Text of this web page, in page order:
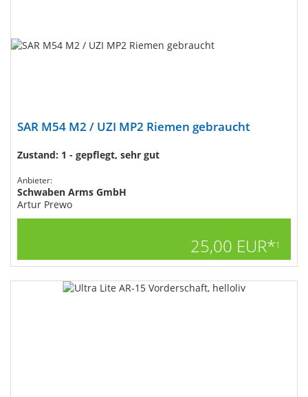
SAR M54 M2 / UZI MP2 Riemen gebraucht
Zustand: 1 - gepflegt, sehr gut
Anbieter:
Schwaben Arms GmbH
Artur Prewo
25,00 EUR*1